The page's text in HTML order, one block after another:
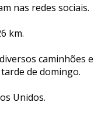
nas redes sociais.
km.
caminhões e
de domingo.
Unidos.